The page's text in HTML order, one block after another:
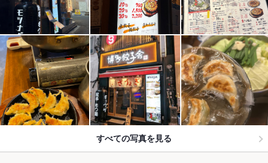
すべての写真を見る